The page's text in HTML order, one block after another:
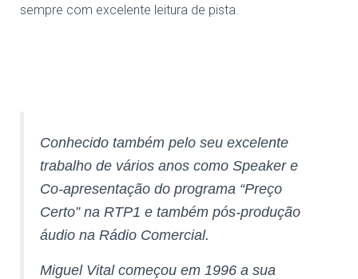
sempre com excelente leitura de pista.
Conhecido também pelo seu excelente
trabalho de vários anos como Speaker e
Co-apresentação do programa “Preço
Certo” na RTP1 e também pós-produção
áudio na Rádio Comercial.
Miguel Vital começou em 1996 a sua